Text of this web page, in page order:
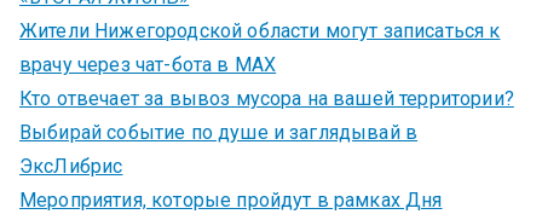
Жители Нижегородской области могут записаться к
врачу через чат-бота в MAX
Кто отвечает за вывоз мусора на вашей территории?
Выбирай событие по душе и заглядывай в
ЭксЛибрис
Мероприятия, которые пройдут в рамках Дня